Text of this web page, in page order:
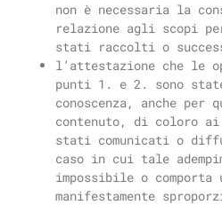
non è necessaria la
relazione agli scopi
stati raccolti o
l’attestazione che le
punti 1. e 2. sono
conoscenza, anche
contenuto, di coloro
stati comunicati o
caso in cui tale
impossibile o comporta
manifestamente